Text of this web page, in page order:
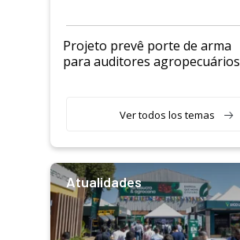
Projeto prevê porte de arma
para auditores agropecuários
Ver todos los temas
Atualidades